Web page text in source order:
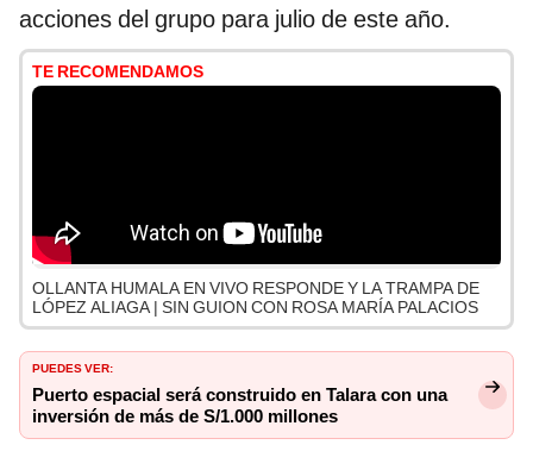
acciones del grupo para julio de este año.
TE RECOMENDAMOS
OLLANTA HUMALA EN VIVO RESPONDE Y LA TRAMPA DE
LÓPEZ ALIAGA | SIN GUION CON ROSA MARÍA PALACIOS
PUEDES VER:
Puerto espacial será construido en Talara con una
inversión de más de S/1.000 millones